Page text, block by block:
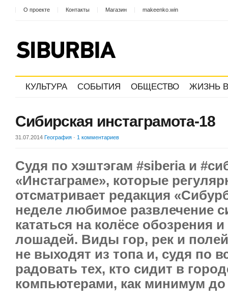
О проекте Контакты Магазин makeenko.win
КУЛЬТУРА СОБЫТИЯ ОБЩЕСТВО ЖИЗНЬ
Сибирская инстаграмота-18
31.07.2014 География · 1 комментариев
Судя по хэштэгам #siberia и
«Инстаграме», которые
отсматривает редакция
неделе любимое развлечение
кататься на колёсе обозрения
лошадей. Виды гор, рек и
не выходят из топа и, судя по
радовать тех, кто сидит в
компьютерами, как минимум до